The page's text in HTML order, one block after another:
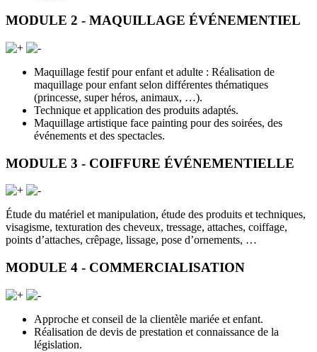
MODULE 2 - MAQUILLAGE ÉVÉNEMENTIEL
Maquillage festif pour enfant et adulte : Réalisation de
maquillage pour enfant selon différentes thématiques
(princesse, super héros, animaux, …).
Technique et application des produits adaptés.
Maquillage artistique face painting pour des soirées, des
événements et des spectacles.
MODULE 3 - COIFFURE ÉVÉNEMENTIELLE
Étude du matériel et manipulation, étude des produits et techniques,
visagisme, texturation des cheveux, tressage, attaches, coiffage,
points d’attaches, crêpage, lissage, pose d’ornements, …
MODULE 4 - COMMERCIALISATION
Approche et conseil de la clientèle mariée et enfant.
Réalisation de devis de prestation et connaissance de la
législation.